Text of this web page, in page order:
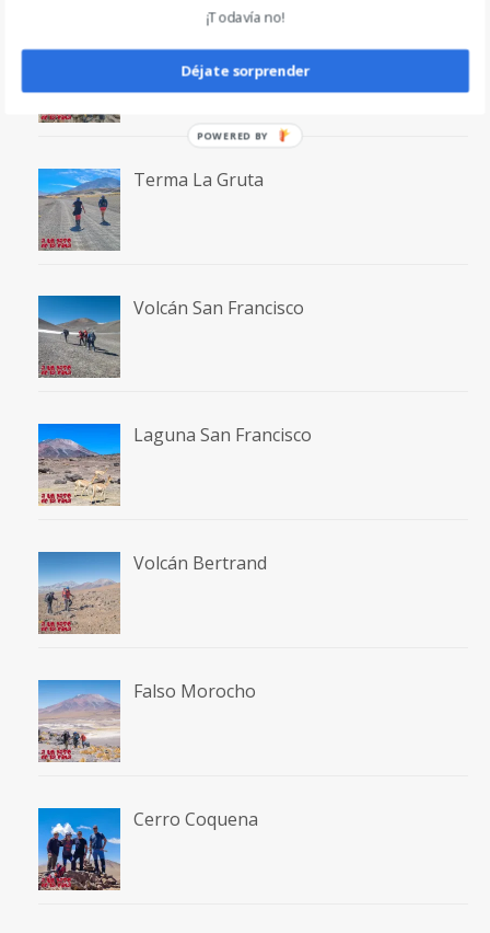
Volcán Incahuasi
Terma La Gruta
Volcán San Francisco
Laguna San Francisco
Volcán Bertrand
Falso Morocho
Cerro Coquena
¡Todavía no!
Déjate sorprender
POWERED BY